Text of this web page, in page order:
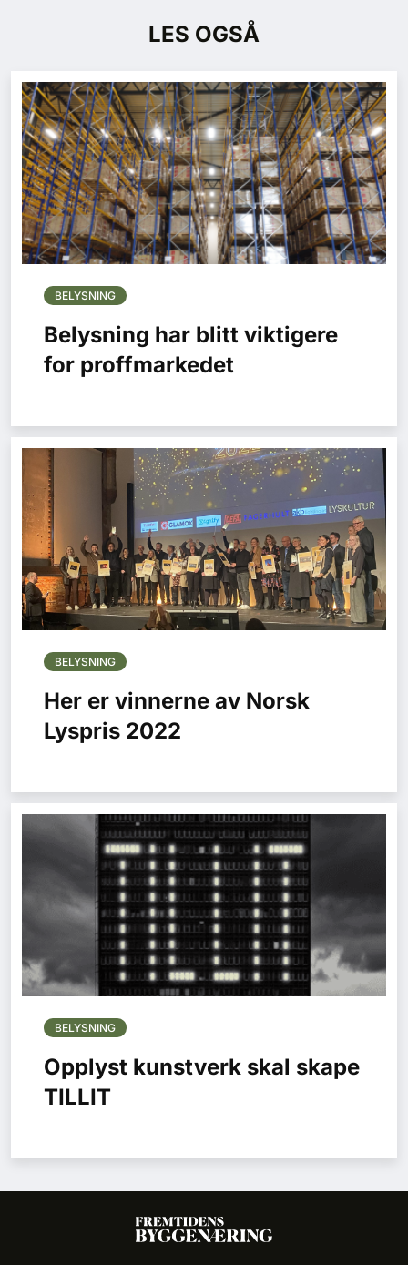
LES OGSÅ
BELYSNING
Belysning har blitt viktigere
for proffmarkedet
BELYSNING
Her er vinnerne av Norsk
Lyspris 2022
BELYSNING
Opplyst kunstverk skal skape
TILLIT